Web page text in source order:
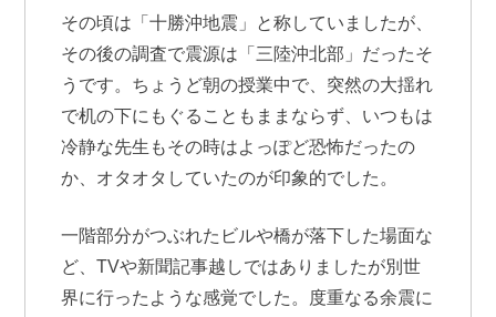
その頃は「十勝沖地震」と称していましたが、
その後の調査で震源は「三陸沖北部」だったそ
うです。ちょうど朝の授業中で、突然の大揺れ
で机の下にもぐることもままならず、いつもは
冷静な先生もその時はよっぽど恐怖だったの
か、オタオタしていたのが印象的でした。
一階部分がつぶれたビルや橋が落下した場面な
ど、TVや新聞記事越しではありましたが別世
界に行ったような感覚でした。度重なる余震に